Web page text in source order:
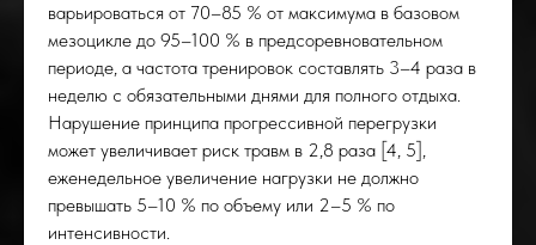
варьироваться от 70–85 % от максимума в базовом
мезоцикле до 95–100 % в предсоревновательном
периоде, а частота тренировок составлять 3–4 раза в
неделю с обязательными днями для полного отдыха.
Нарушение принципа прогрессивной перегрузки
может увеличивает риск травм в 2,8 раза [4, 5],
еженедельное увеличение нагрузки не должно
превышать 5–10 % по объему или 2–5 % по
интенсивности.